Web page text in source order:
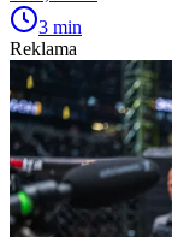
3 min
Reklama